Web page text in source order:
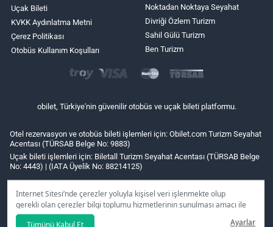
İnternet Sitesi’nde çerezler yoluyla kişisel veri işlenmekte olup
gerekli olan çerezler bilgi toplumu hizmetlerinin sunulması amacı ile
kullanılmaktadır. Tercihleriniz doğrultusunda size özel
Tümünü Kabul Et Ayarlar
Uçak Bileti
KVKK Aydınlatma Metni
Çerez Politikası
Otobüs Kullanım Koşulları
Noktadan Noktaya Seyahat
Divriği Özlem Turizm
Sahil Gülü Turizm
Ben Turizm
obilet, Türkiye'nin güvenilir otobüs ve uçak bileti platformu.
Otel rezervasyon ve otobüs bileti işlemleri için: Obilet.com Turizm Seyahat
Acentası (TÜRSAB Belge No: 9883)
Uçak bileti işlemleri için: Biletall Turizm Seyahat Acentası (TÜRSAB Belge
No: 4443) | (IATA Üyelik No: 88214125)